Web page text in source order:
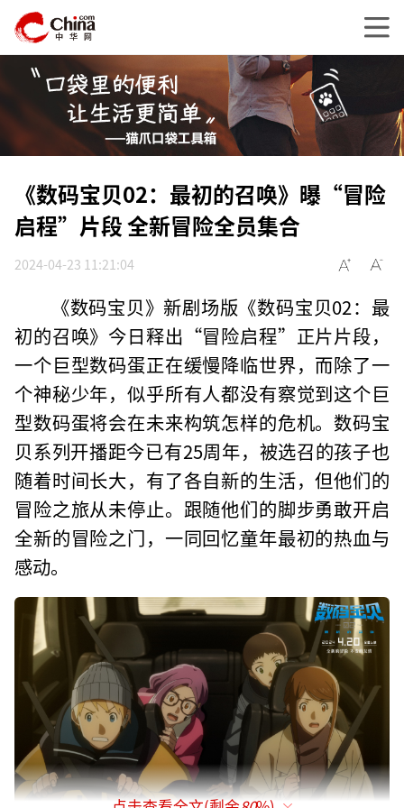
《数码宝贝02：最初的召唤》曝“冒险
启程”片段 全新冒险全员集合
2024-04-23 11:21:04
《数码宝贝》新剧场版《数码宝贝02：最
初的召唤》今日释出“冒险启程”正片片段，
一个巨型数码蛋正在缓慢降临世界，而除了一
个神秘少年，似乎所有人都没有察觉到这个巨
型数码蛋将会在未来构筑怎样的危机。数码宝
贝系列开播距今已有25周年，被选召的孩子也
随着时间长大，有了各自新的生活，但他们的
冒险之旅从未停止。跟随他们的脚步勇敢开启
全新的冒险之门，一同回忆童年最初的热血与
感动。